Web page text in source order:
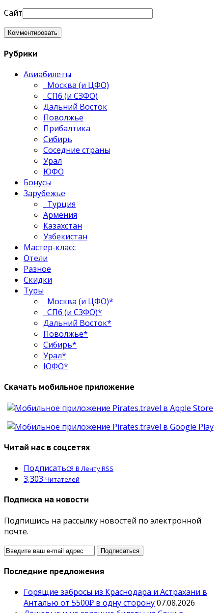
Сайт
Рубрики
Авиабилеты
Москва (и ЦФО)
СПб (и СЗФО)
Дальний Восток
Поволжье
Прибалтика
Сибирь
Соседние страны
Урал
ЮФО
Бонусы
Зарубежье
Турция
Армения
Казахстан
Узбекистан
Мастер-класс
Отели
Разное
Скидки
Туры
Москва (и ЦФО)*
СПб (и СЗФО)*
Дальний Восток*
Поволжье*
Сибирь*
Урал*
ЮФО*
Скачать мобильное приложение
Читай нас в соцсетях
Подписаться В Ленту RSS
3,303 Читателей
Подписка на новости
Подпишись на рассылку новостей по электронной
почте.
Последние предложения
Горящие забросы из Краснодара и Астрахани в
Анталью от 5500₽ в одну сторону07.08.2026